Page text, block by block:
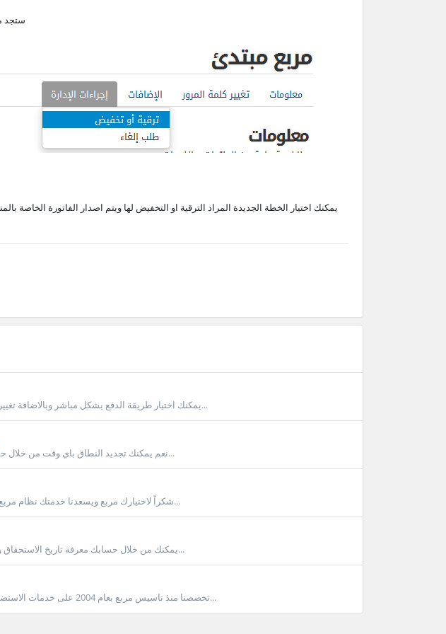
ستجد
يمكنك اختيار الخطة الجديدة المراد الترقية او التخفيض لها ويتم اصدار الفاتورة الخاصة
يمكنك اختيار طريقة الدفع بشكل مباشر وبالاضافة تغيير طريقة الدفع من خلال فاتورتك مباشرة ادخل على...
نعم يمكنك تجديد النطاق باي وقت من خلال حسابك توجة للنطاقات من ثم تجديد النطاقات ستجد...
شكراً لاختيارك مربع ويسعدنا خدمتك نظام مربع الي وسلس في حال سداد المبلغ من خلال البطاقة...
يمكنك من خلال حسابك معرفة تاريخ الاستحقاق وهو تاريخ انتهاء الاشتراك من خلال الدخول لحسابك...
تخصصنا منذ تاسيس مربع بعام 2004 على خدمات الاستضافة فقط كانت هناك محاولات عديدة من ادارة مربع...